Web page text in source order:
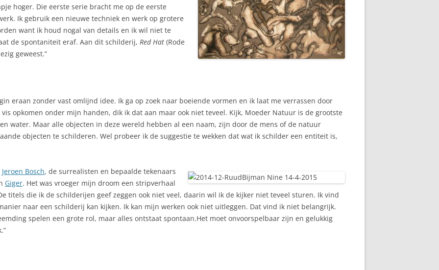
hoger. Die eerste serie bracht me op de eerste
Ik gebruik een nieuwe techniek en werk op grotere
want ik houd nogal van details en ik wil niet te
de spontaniteit eraf. Aan dit schilderij, Red Hat (Rode
geweest.”
eraan zonder vast omlijnd idee. Ik ga op zoek naar boeiende vormen en ik laat me verrassen door
opkomen onder mijn handen, dik ik dat aan maar ook niet teveel. Kijk, Moeder Natuur is de grootste
water. Maar alle objecten in deze wereld hebben al een naam, zijn door de mens of de natuur
objecten te schilderen. Wel probeer ik de suggestie te wekken dat wat ik schilder een entiteit is,
Jeroen Bosch, de surrealisten en bepaalde tekenaars
Giger. Het was vroeger mijn droom een stripverhaal
titels die ik de schilderijen geef zeggen ook niet veel, daarin wil ik de kijker niet teveel sturen. Ik vind
naar een schilderij kan kijken. Ik kan mijn werken ook niet uitleggen. Dat vind ik niet belangrijk.
spelen een grote rol, maar alles ontstaat spontaan.Het moet onvoorspelbaar zijn en gelukkig